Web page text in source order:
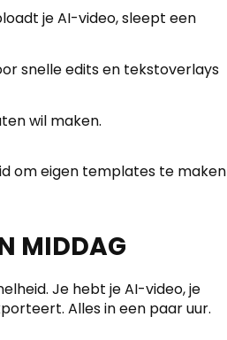
je AI-video, sleept een
snelle edits en tekstoverlays
wil maken.
om eigen templates te maken
MIDDAG
Je hebt je AI-video, je
Alles in een paar uur.